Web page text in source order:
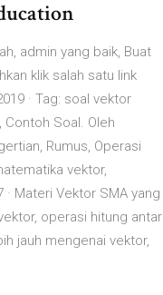
admin yang baik, Buat
klik salah satu link
· Tag: soal vektor
Soal. Oleh
Rumus, Operasi
vektor,
Materi Vektor SMA yang
operasi hitung antar
jauh mengenai vektor,